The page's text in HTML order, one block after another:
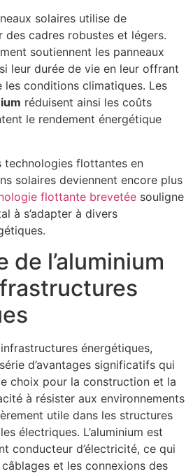
solaires utilise de
des cadres robustes et légers.
soutiennent les panneaux
leur durée de vie en leur offrant
conditions climatiques. Les
réduisent ainsi les coûts
le rendement énergétique
technologies flottantes en
solaires deviennent encore plus
flottante brevetée souligne
à s’adapter à divers
de l’aluminium
énergétiques,
d’avantages significatifs qui
choix pour la construction et la
à résister aux environnements
utile dans les structures
électriques. L’aluminium est
conducteur d’électricité, ce qui
et les connexions des